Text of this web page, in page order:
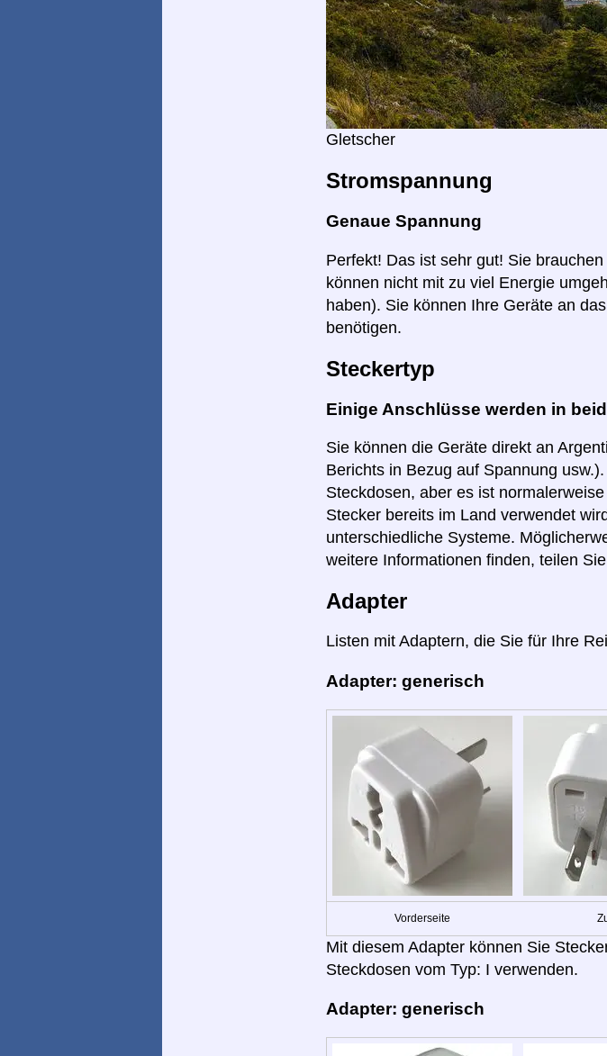
Gletscher
Stromspannung
Genaue Spannung
Perfekt! Das ist sehr gut! Sie
können nicht mit zu viel Energie
haben). Sie können Ihre Geräte an
benötigen.
Steckertyp
Einige Anschlüsse werden in
Sie können die Geräte direkt an
Berichts in Bezug auf Spannung
Steckdosen, aber es ist
Stecker bereits im Land verwendet
unterschiedliche Systeme.
weitere Informationen finden, teilen
Adapter
Listen mit Adaptern, die Sie für Ihre
Adapter: generisch
Vorderseite
Mit diesem Adapter können Sie
Steckdosen vom Typ: I verwenden.
Adapter: generisch